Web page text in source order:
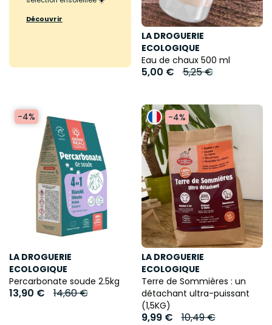
Découvrir
LA DROGUERIE
ECOLOGIQUE
Eau de chaux 500 ml
5,00 € 5,25 €
-4%
LA DROGUERIE
ECOLOGIQUE
Percarbonate soude 2.5kg
13,90 € 14,60 €
-4%
LA DROGUERIE
ECOLOGIQUE
Terre de Sommières : un
détachant ultra-puissant
(1,5KG)
9,99 € 10,49 €